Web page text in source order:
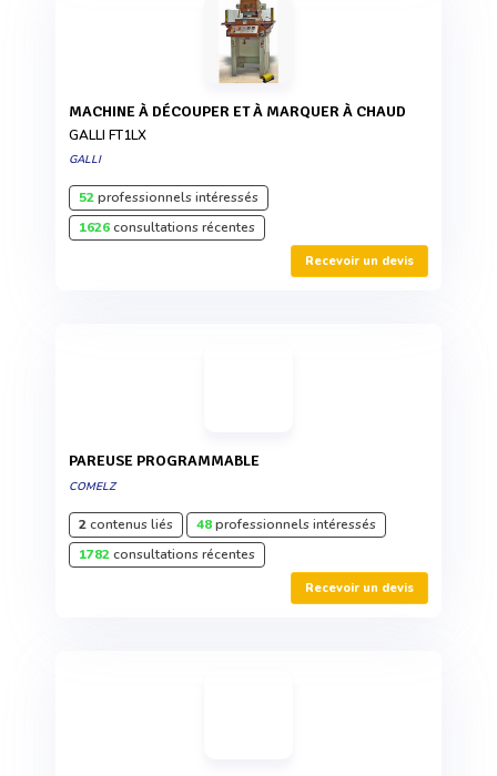
MACHINE À DÉCOUPER ET À MARQUER À CHAUD
GALLI FT1LX
GALLI
52professionnels intéressés
1626consultations récentes
Recevoir un devis
PAREUSE PROGRAMMABLE
COMELZ
2contenus liés 48professionnels intéressés
1782consultations récentes
Recevoir un devis